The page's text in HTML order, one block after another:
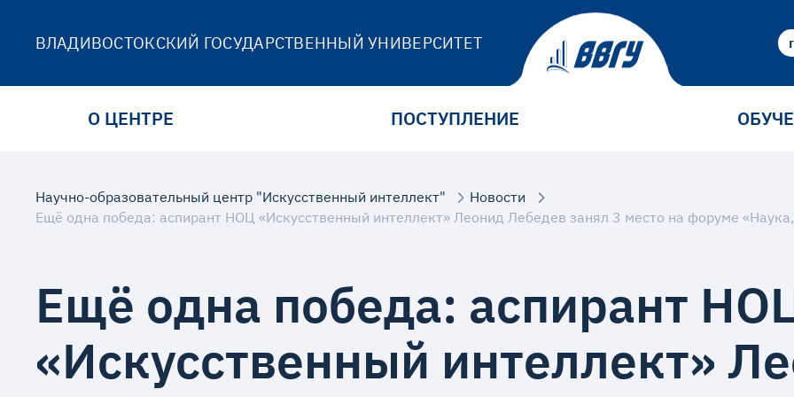
ВЛАДИВОСТОКСКИЙ ГОСУДАРСТВЕННЫЙ УНИВЕРСИТЕТ
О ЦЕНТРЕ ПОСТУПЛЕНИЕ
Научно-образовательный центр "Искусственный интеллект"
Новости
Ещё одна победа: аспирант НОЦ «Искусственный интеллект» Леонид Лебедев занял 3 место на форуме
Ещё одна победа: аспирант
«Искусственный интеллект»